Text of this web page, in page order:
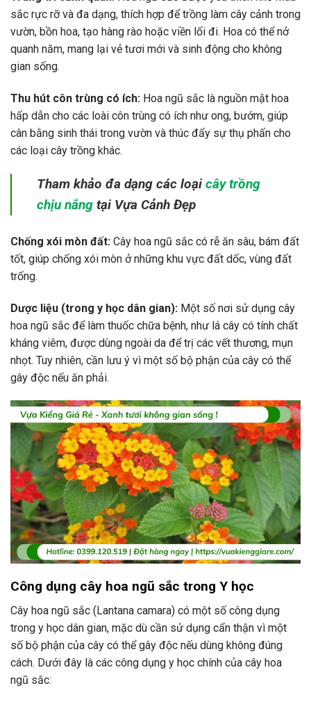
sắc rực rỡ và đa dạng, thích hợp để trồng làm cây cảnh trong
vườn, bồn hoa, tạo hàng rào hoặc viền lối đi. Hoa có thể nở
quanh năm, mang lại vẻ tươi mới và sinh động cho không
gian sống.
Thu hút côn trùng có ích: Hoa ngũ sắc là nguồn mật hoa
hấp dẫn cho các loài côn trùng có ích như ong, bướm, giúp
cân bằng sinh thái trong vườn và thúc đẩy sự thụ phấn cho
các loại cây trồng khác.
Tham khảo đa dạng các loại cây trồng
chịu nắng tại Vựa Cảnh Đẹp
Chống xói mòn đất: Cây hoa ngũ sắc có rễ ăn sâu, bám đất
tốt, giúp chống xói mòn ở những khu vực đất dốc, vùng đất
trống.
Dược liệu (trong y học dân gian): Một số nơi sử dụng cây
hoa ngũ sắc để làm thuốc chữa bệnh, như lá cây có tính chất
kháng viêm, được dùng ngoài da để trị các vết thương, mụn
nhọt. Tuy nhiên, cần lưu ý vì một số bộ phận của cây có thể
gây độc nếu ăn phải.
Công dụng cây hoa ngũ sắc trong Y học
Cây hoa ngũ sắc (Lantana camara) có một số công dụng
trong y học dân gian, mặc dù cần sử dụng cẩn thận vì một
số bộ phận của cây có thể gây độc nếu dùng không đúng
cách. Dưới đây là các công dụng y học chính của cây hoa
ngũ sắc: